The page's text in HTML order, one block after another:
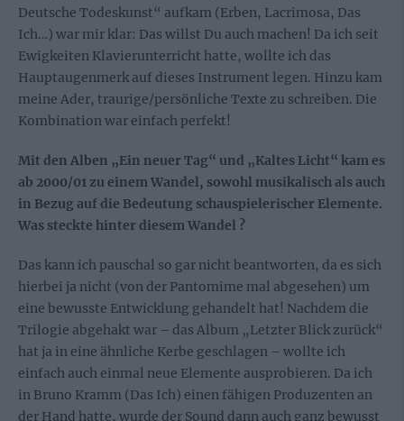
Deutsche Todeskunst“ aufkam (Erben, Lacrimosa, Das
Ich…) war mir klar: Das willst Du auch machen! Da ich seit
Ewigkeiten Klavierunterricht hatte, wollte ich das
Hauptaugenmerk auf dieses Instrument legen. Hinzu kam
meine Ader, traurige/persönliche Texte zu schreiben. Die
Kombination war einfach perfekt!
Mit den Alben „Ein neuer Tag“ und „Kaltes Licht“ kam es
ab 2000/01 zu einem Wandel, sowohl musikalisch als auch
in Bezug auf die Bedeutung schauspielerischer Elemente.
Was steckte hinter diesem Wandel ?
Das kann ich pauschal so gar nicht beantworten, da es sich
hierbei ja nicht (von der Pantomime mal abgesehen) um
eine bewusste Entwicklung gehandelt hat! Nachdem die
Trilogie abgehakt war – das Album „Letzter Blick zurück“
hat ja in eine ähnliche Kerbe geschlagen – wollte ich
einfach auch einmal neue Elemente ausprobieren. Da ich
in Bruno Kramm (Das Ich) einen fähigen Produzenten an
der Hand hatte, wurde der Sound dann auch ganz bewusst